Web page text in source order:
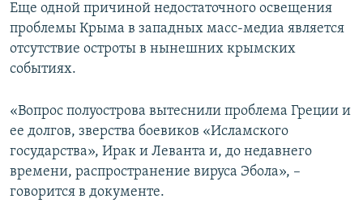
Еще одной причиной недостаточного освещения
проблемы Крыма в западных масс-медиа является
отсутствие остроты в нынешних крымских
событиях.
«Вопрос полуострова вытеснили проблема Греции и
ее долгов, зверства боевиков «Исламского
государства», Ирак и Леванта и, до недавнего
времени, распространение вируса Эбола», –
говорится в документе.